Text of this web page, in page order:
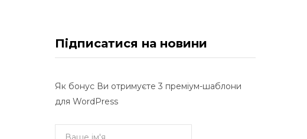
Підписатися на новини
Як бонус Ви отримуєте 3 преміум-шаблони
для WordPress